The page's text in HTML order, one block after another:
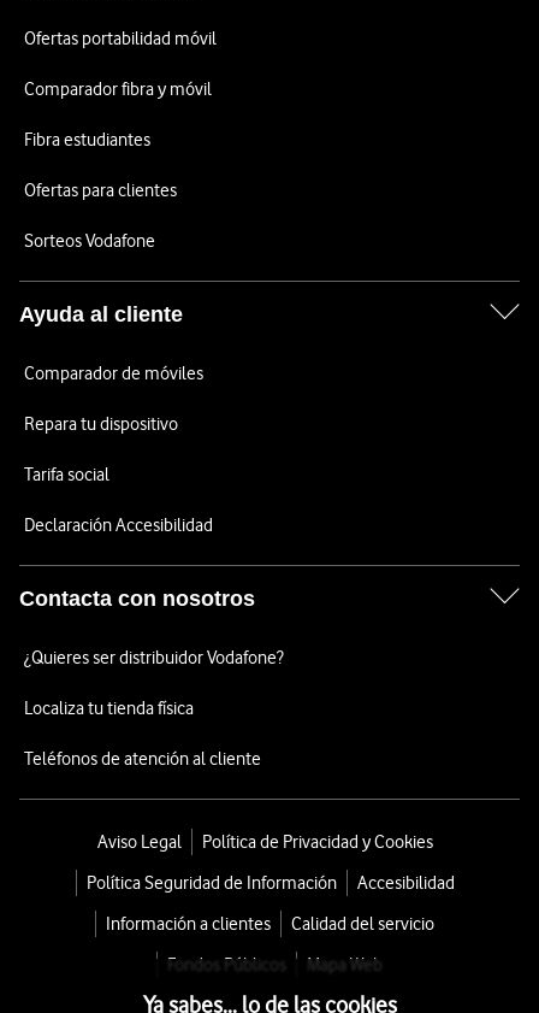
Ofertas portabilidad móvil
Comparador fibra y móvil
Fibra estudiantes
Ofertas para clientes
Sorteos Vodafone
Ayuda al cliente
Comparador de móviles
Repara tu dispositivo
Tarifa social
Declaración Accesibilidad
Contacta con nosotros
¿Quieres ser distribuidor Vodafone?
Localiza tu tienda física
Teléfonos de atención al cliente
Aviso Legal
Política de Privacidad y Cookies
Política Seguridad de Información
Accesibilidad
Información a clientes
Calidad del servicio
Fondos Públicos
Mapa Web
Ya sabes... lo de las cookies